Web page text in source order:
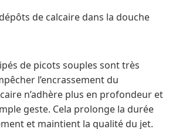
de calcaire dans la douche
de picots souples sont très
l’encrassement du
n’adhère plus en profondeur et
geste. Cela prolonge la durée
et maintient la qualité du jet.